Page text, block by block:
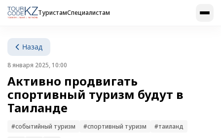
ТуристамСпециалистам
Назад
8 января 2025, 10:00
Активно продвигать
спортивный туризм будут в
Таиланде
#событийный туризм #спортивный туризм #таиланд